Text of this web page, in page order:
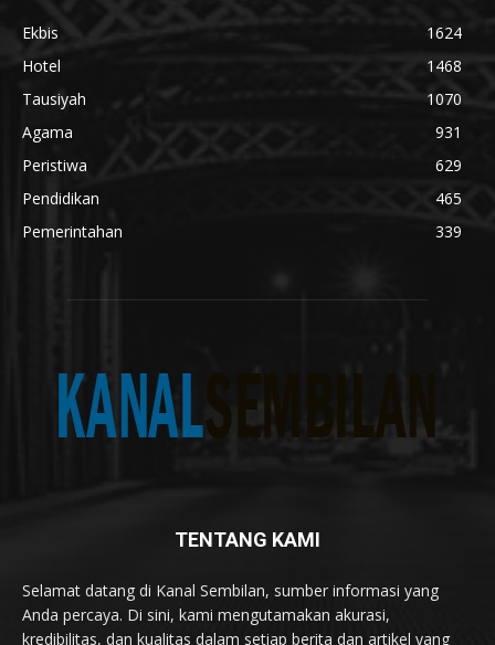
Ekbis
1624
Hotel
1468
Tausiyah
1070
Agama
931
Peristiwa
629
Pendidikan
465
Pemerintahan
339
TENTANG KAMI
Selamat datang di Kanal Sembilan, sumber informasi yang
Anda percaya. Di sini, kami mengutamakan akurasi,
kredibilitas, dan kualitas dalam setiap berita dan artikel yang